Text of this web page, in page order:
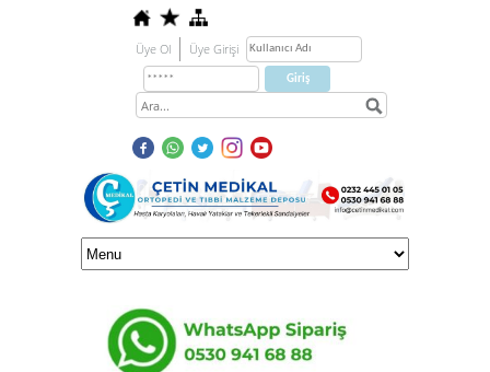
Üye Ol Üye Girişi